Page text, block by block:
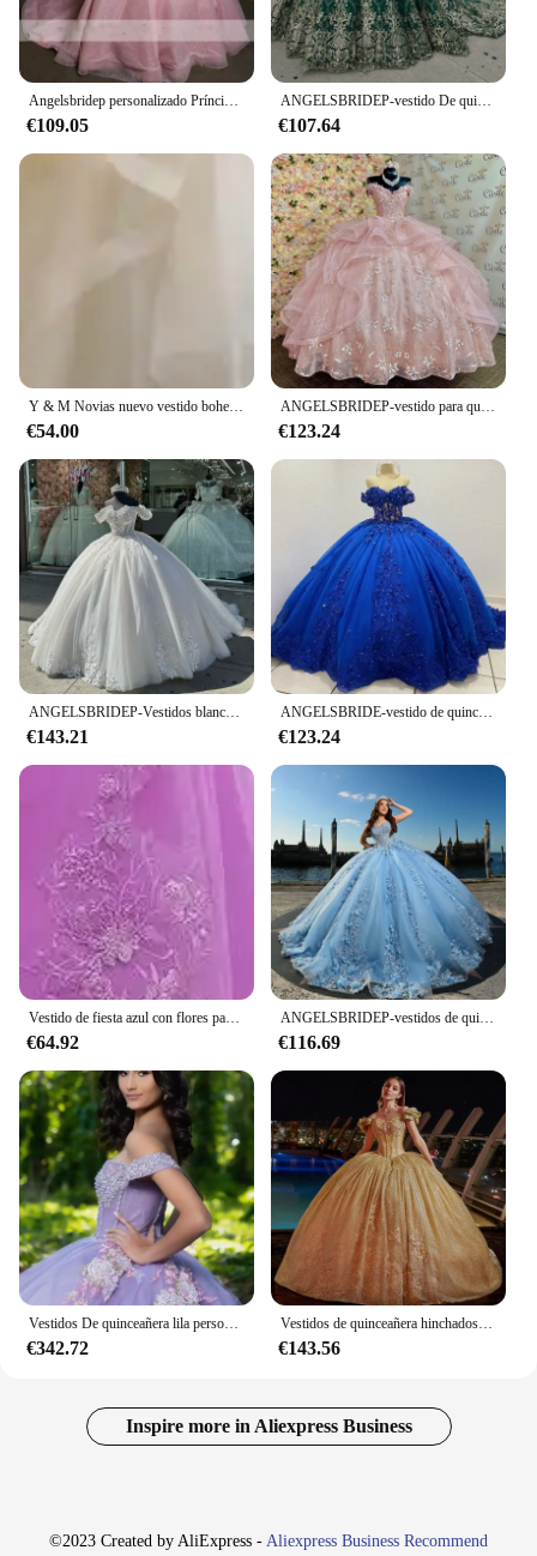
Angelsbridep personalizado Príncipes Vestido De fiesta rosa vestidos De quinceañera escalonados fuera del hombro rebordear dulce 16 Vestido De 15 Anos
€109.05
ANGELSBRIDEP-vestido De quinceañera De lujo, color verde esmeralda, Apliques De encaje dorado, Vestidos De fiesta De cumpleaños De princesa, personalizados, 15 años
€107.64
Y & M Novias nuevo vestido bohemio para quinceañeras con volantes escote en forma de corazón tirantes finos vestido De fiesta Simple Vestidos De quinesiónanera personalizados
€54.00
ANGELSBRIDEP-vestido para quinceañeras rosa brillante, apliques De encaje para fiesta con hombros descubiertos, 16 princesa, Vestidos De 15 anos personalizados
€123.24
ANGELSBRIDEP-Vestidos blancos de quinceañera, Vestidos de baile con apliques de cuentas de cristal, Vestidos de princesa de cumpleaños Para XV Años personalizados, 15
€143.21
ANGELSBRIDE-vestido de quinceañera azul real de lujo, vestido de fiesta de cumpleaños de encaje brillante, vestido de baile, corsé de 15 años
€123.24
Vestido de fiesta azul con flores para quinceañera, traje de encaje de lujo para baile de graduación, foto Real, personalizado, novedad de verano 2023
€64.92
ANGELSBRIDEP-vestidos de quinceañera azul cielo, apliques de encaje de tul con cuentas, vestidos mexicanos hinchados dulces 16, Charro 15 Anos personalizados
€116.69
€342.72
Vestidos de quinceañera hinchados dorados, vestido de baile con hombros descubiertos, lentejuelas, perlas brillantes, vestidos mexicanos dulces 16, 15 años personalizados
€143.56
Inspire more in Aliexpress Business
©2023 Created by AliExpress - Aliexpress Business Recommend